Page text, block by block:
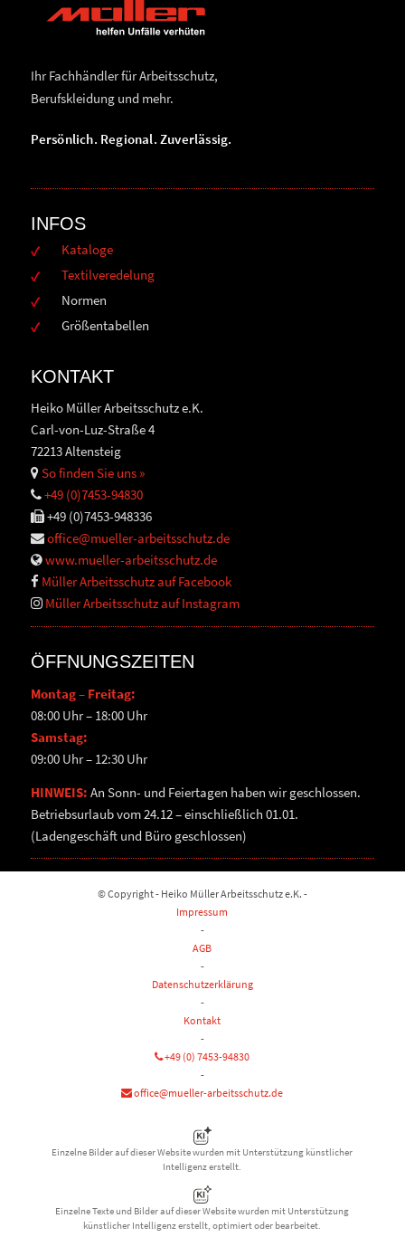
Ihr Fachhändler für Arbeitsschutz,
Berufskleidung und mehr.
Persönlich. Regional. Zuverlässig.
INFOS
Kataloge
Textilveredelung
Normen
Größentabellen
KONTAKT
Heiko Müller Arbeitsschutz e.K.
Carl-von-Luz-Straße 4
72213 Altensteig
So finden Sie uns »
+49 (0)7453-94830
+49 (0)7453-948336
office@mueller-arbeitsschutz.de
www.mueller-arbeitsschutz.de
Müller Arbeitsschutz auf Facebook
Müller Arbeitsschutz auf Instagram
ÖFFNUNGSZEITEN
Montag – Freitag:
08:00 Uhr – 18:00 Uhr
Samstag:
09:00 Uhr – 12:30 Uhr
HINWEIS: An Sonn- und Feiertagen haben wir geschlossen.
Betriebsurlaub vom 24.12 – einschließlich 01.01.
(Ladengeschäft und Büro geschlossen)
© Copyright - Heiko Müller Arbeitsschutz e.K. -
Impressum
-
AGB
-
Datenschutzerklärung
-
Kontakt
-
+49 (0) 7453-94830
-
office@mueller-arbeitsschutz.de
Einzelne Bilder auf dieser Website wurden mit Unterstützung künstlicher
Intelligenz erstellt.
Einzelne Texte und Bilder auf dieser Website wurden mit Unterstützung
künstlicher Intelligenz erstellt, optimiert oder bearbeitet.